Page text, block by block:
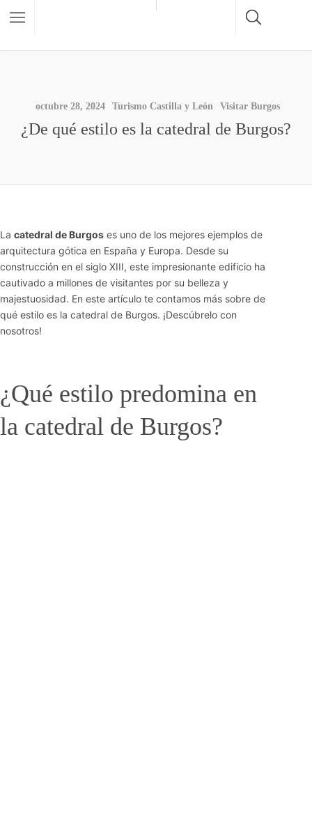
octubre 28, 2024 Turismo Castilla y León Visitar Burgos
¿De qué estilo es la catedral de Burgos?
La catedral de Burgos es uno de los mejores ejemplos de
arquitectura gótica en España y Europa. Desde su
construcción en el siglo XIII, este impresionante edificio ha
cautivado a millones de visitantes por su belleza y
majestuosidad. En este artículo te contamos más sobre de
qué estilo es la catedral de Burgos. ¡Descúbrelo con
nosotros!
¿Qué estilo predomina en
la catedral de Burgos?